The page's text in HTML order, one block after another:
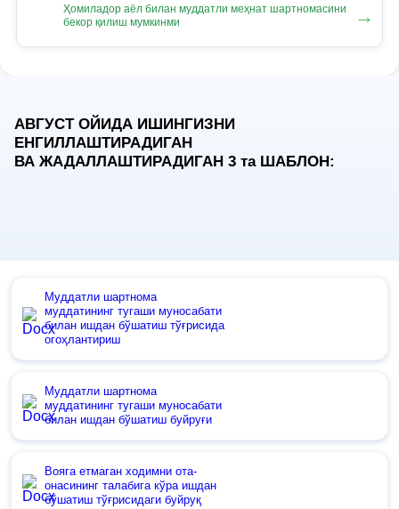
Ҳомиладор аёл билан муддатли меҳнат шартномасини
бекор қилиш мумкинми
→
АВГУСТ ОЙИДА ИШИНГИЗНИ
ЕНГИЛЛАШТИРАДИГАН
ВА ЖАДАЛЛАШТИРАДИГАН 3 таШАБЛОН:
Муддатли шартнома
муддатининг тугаши муносабати
билан ишдан бўшатиш тўғрисида
огоҳлантириш
Муддатли шартнома
муддатининг тугаши муносабати
билан ишдан бўшатиш буйруғи
Вояга етмаган ходимни ота-
онасининг талабига кўра ишдан
бўшатиш тўғрисидаги буйруқ